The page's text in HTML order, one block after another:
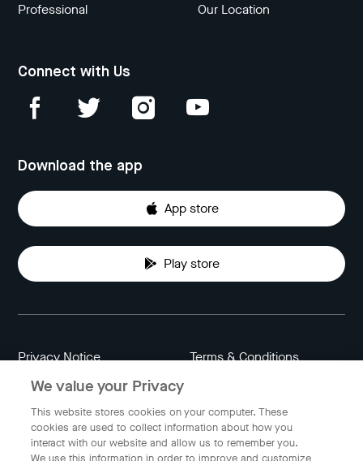
Professional
Our Location
Connect with Us
Download the app
App store
Play store
Privacy Notice Terms & Conditions
Data Attribution
Indonesia
We value your Privacy
This website stores cookies on your computer. These
cookies are used to collect information about how you
interact with our website and allow us to remember you.
We use this information in order to improve and customize